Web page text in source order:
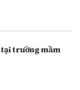
tại trường mầm